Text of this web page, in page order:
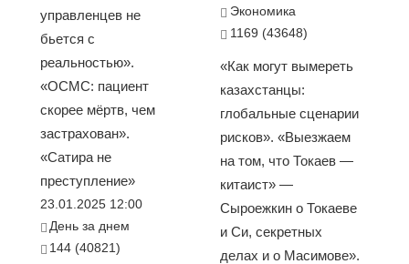
управленцев не
бьется с
реальностью».
«ОСМС: пациент
скорее мёртв, чем
застрахован».
«Сатира не
преступление»
23.01.2025 12:00
День за днем
144 (40821)
Экономика
1169 (43648)
«Как могут вымереть
казахстанцы:
глобальные сценарии
рисков». «Выезжаем
на том, что Токаев —
китаист» —
Сыроежкин о Токаеве
и Си, секретных
делах и о Масимове».